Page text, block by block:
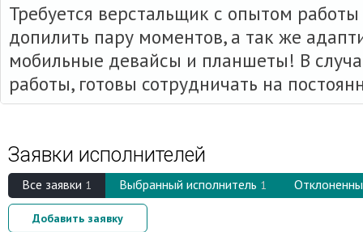
Требуется верстальщик с опытом
допилить пару моментов, а так же
мобильные девайсы и планшеты! В
работы, готовы сотрудничать на
Заявки исполнителей
Вcе заявки 1 Выбранный исполнитель 1
Добавить заявку